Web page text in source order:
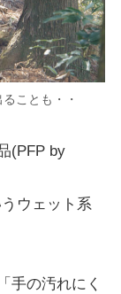
ことも・・
(PFP by
ウェット系
手の汚れにく